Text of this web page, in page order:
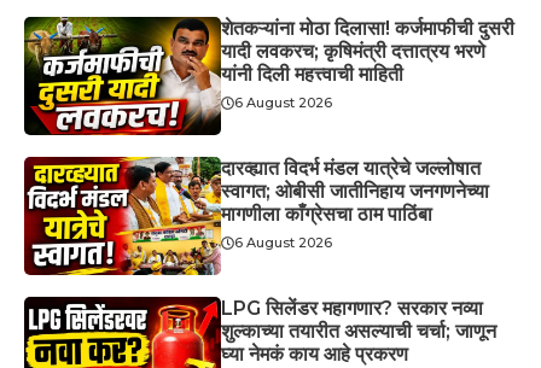
शेतकऱ्यांना मोठा दिलासा! कर्जमाफीची दुसरी
यादी लवकरच; कृषिमंत्री दत्तात्रय भरणे
यांनी दिली महत्त्वाची माहिती
6 August 2026
दारव्ह्यात विदर्भ मंडल यात्रेचे जल्लोषात
स्वागत; ओबीसी जातीनिहाय जनगणनेच्या
मागणीला काँग्रेसचा ठाम पाठिंबा
6 August 2026
LPG सिलेंडर महागणार? सरकार नव्या
शुल्काच्या तयारीत असल्याची चर्चा; जाणून
घ्या नेमकं काय आहे प्रकरण